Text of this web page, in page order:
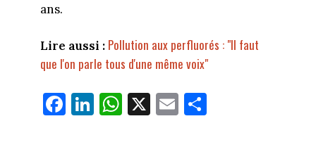
ans.
Lire aussi : Pollution aux perfluorés : "Il faut
que l'on parle tous d'une même voix"
Fa
ce
Li
nk
W
ha
X E
m
Pa
rt